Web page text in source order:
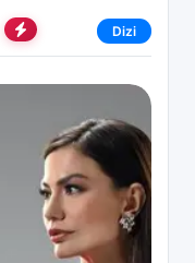
Dizi